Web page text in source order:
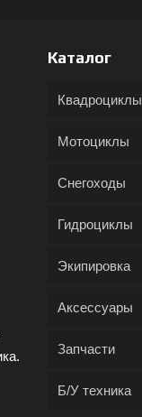
Каталог
Квадроциклы
Мотоциклы
Снегоходы
Гидроциклы
Экипировка
Аксессуары
Запчасти
Б/У техника